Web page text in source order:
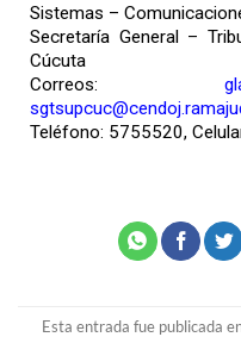
Sistemas –
Secretaría General –
Cúcuta
Correos:
Teléfono: 5755520,
Esta entrada fue publicada